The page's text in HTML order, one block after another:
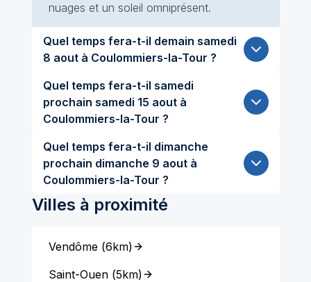
nuages et un soleil omniprésent.
Quel temps fera-t-il demain samedi
8 aout à Coulommiers-la-Tour ?
Quel temps fera-t-il samedi
prochain samedi 15 aout à
Coulommiers-la-Tour ?
Quel temps fera-t-il dimanche
prochain dimanche 9 aout à
Coulommiers-la-Tour ?
Villes à proximité
Vendôme(6km)
Saint-Ouen(5km)